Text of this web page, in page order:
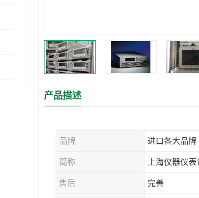
产品描述
品牌 进口各大品牌
简称 上海仪器仪
售后 完善